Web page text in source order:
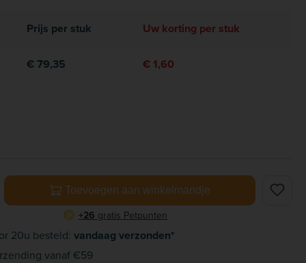
Prijs per stuk Uw korting per stuk
€ 79,35 € 1,60
Voer de gewenste hoeveelheid in of gebruik de
Toevoegen aan winkelmandje
P +26 gratis Petpunten
20u besteld: vandaag verzonden*
vanaf €59